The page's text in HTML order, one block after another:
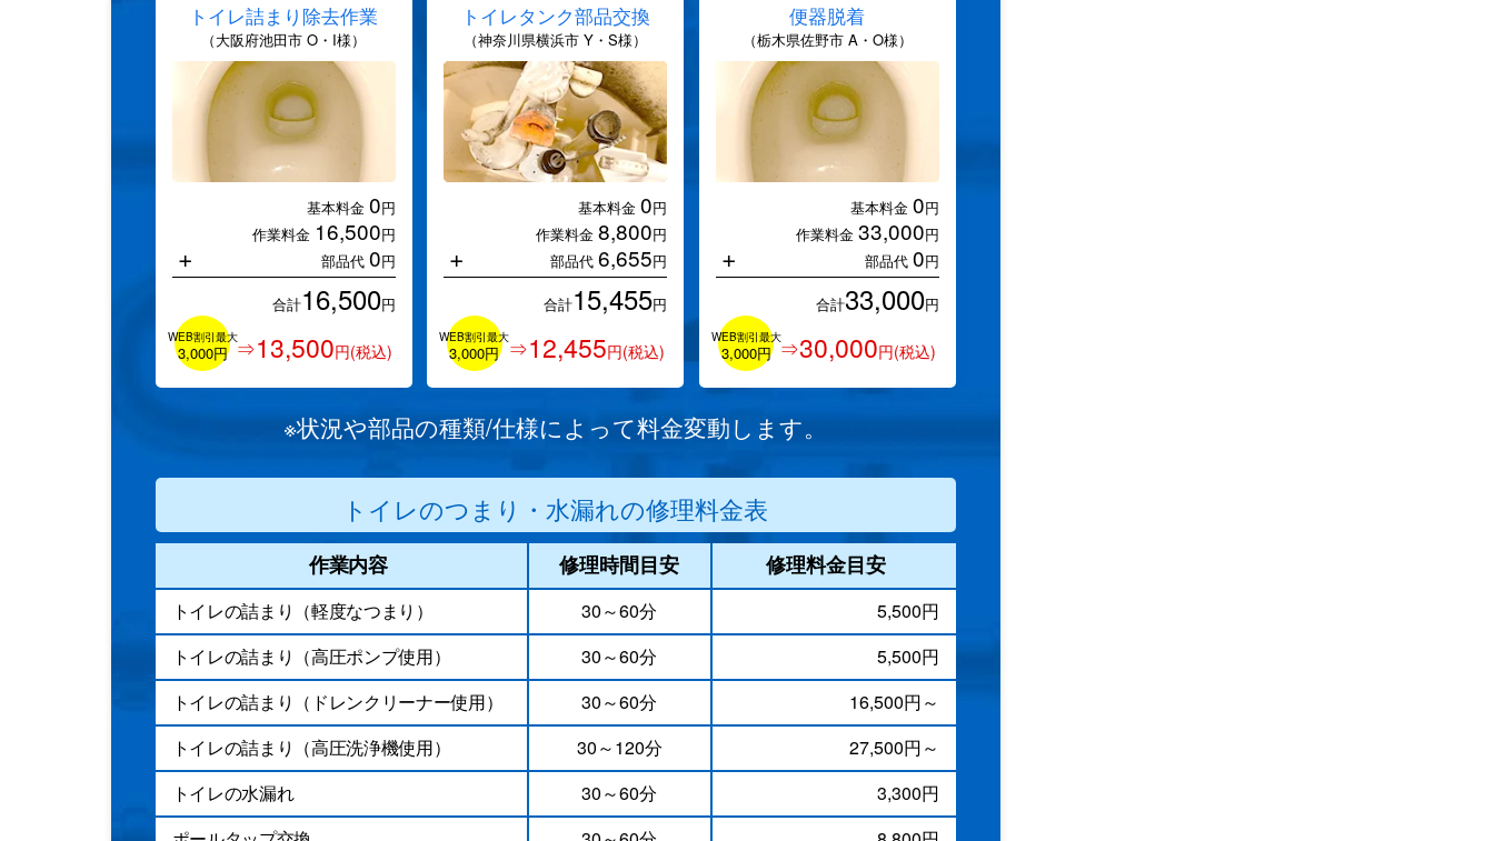
トイレ詰まり除去作業
（大阪府池田市 O・I様）
基本料金 0円
作業料金 16,500円
部品代 0円
+
合計16,500円
WEB割引最大
3,000円 ⇒13,500円(税込)
トイレタンク部品交換
（神奈川県横浜市 Y・S様）
基本料金 0円
作業料金 8,800円
部品代 6,655円
+
合計15,455円
WEB割引最大
3,000円 ⇒12,455円(税込)
便器脱着
（栃木県佐野市 A・O様）
基本料金 0円
作業料金 33,000円
部品代 0円
+
合計33,000円
WEB割引最大
3,000円 ⇒30,000円(税込)
※状況や部品の種類/仕様によって料金変動します。
トイレのつまり・水漏れの修理料金表
作業内容 修理時間目安 修理料金目安
トイレの詰まり（軽度なつまり） 30～60分
5,500円
トイレの詰まり（高圧ポンプ使用）
30～60分
5,500円
トイレの詰まり（ドレンクリーナー使用）
30～60分
16,500円～
トイレの詰まり（高圧洗浄機使用）
30～120分
27,500円～
トイレの水漏れ
30～60分
3,300円